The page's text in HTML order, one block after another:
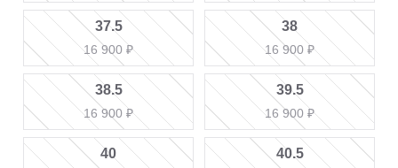
37.5
16 900 ₽
38
16 900 ₽
38.5
16 900 ₽
39.5
16 900 ₽
40 40.5